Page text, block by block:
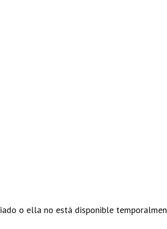
o ella no está disponible